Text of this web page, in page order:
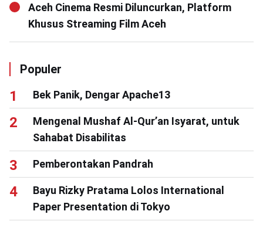
Aceh Cinema Resmi Diluncurkan, Platform
Khusus Streaming Film Aceh
Populer
Bek Panik, Dengar Apache13
Mengenal Mushaf Al-Qur’an Isyarat, untuk
Sahabat Disabilitas
Pemberontakan Pandrah
Bayu Rizky Pratama Lolos International
Paper Presentation di Tokyo